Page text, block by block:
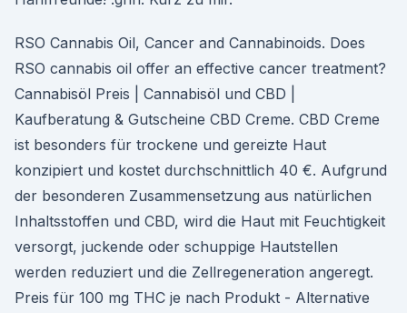
RSO Cannabis Oil, Cancer and Cannabinoids. Does
RSO cannabis oil offer an effective cancer treatment?
Cannabisöl Preis | Cannabisöl und CBD |
Kaufberatung & Gutscheine CBD Creme. CBD Creme
ist besonders für trockene und gereizte Haut
konzipiert und kostet durchschnittlich 40 €. Aufgrund
der besonderen Zusammensetzung aus natürlichen
Inhaltsstoffen und CBD, wird die Haut mit Feuchtigkeit
versorgt, juckende oder schuppige Hautstellen
werden reduziert und die Zellregeneration angeregt.
Preis für 100 mg THC je nach Produkt - Alternative